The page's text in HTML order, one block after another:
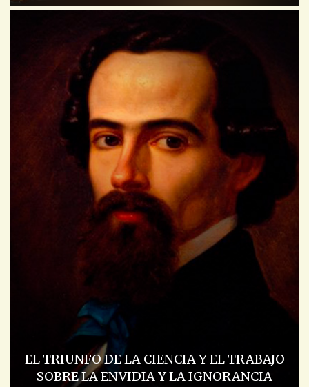
EL TRIUNFO DE LA CIENCIA Y EL TRABAJO
SOBRE LA ENVIDIA Y LA IGNORANCIA